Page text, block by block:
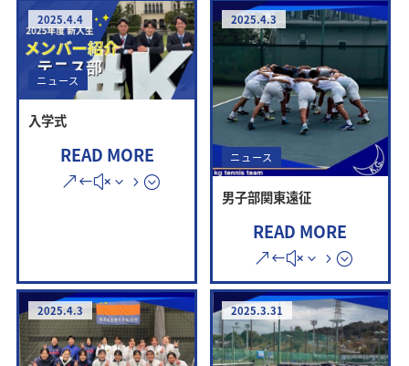
2025.4.4
ニュース
入学式
READ MORE
2025.4.3
ニュース
男子部関東遠征
READ MORE
2025.4.3 2025.3.31